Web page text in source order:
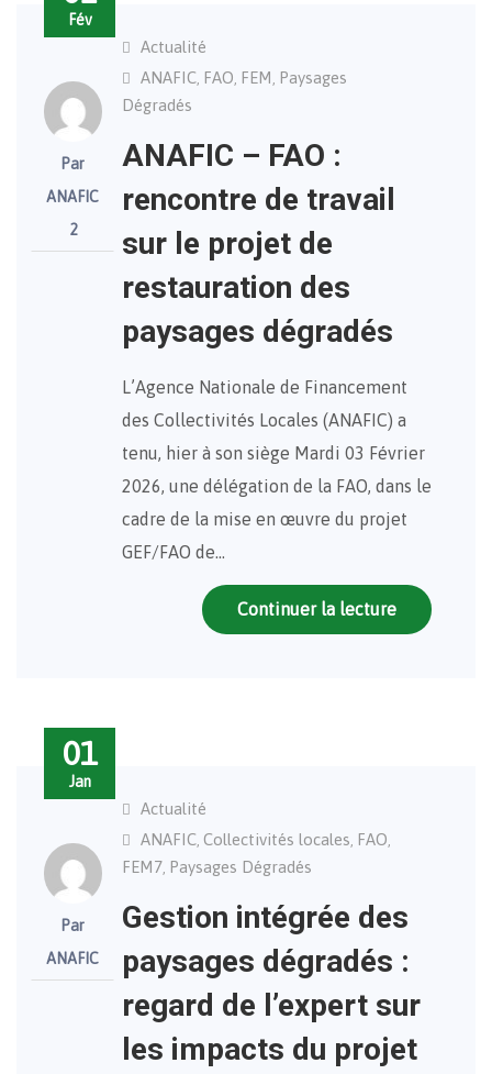
Fév
Par
ANAFIC
2
Actualité
ANAFIC, FAO, FEM , Paysages
Dégradés
ANAFIC – FAO :
rencontre de travail
sur le projet de
restauration des
paysages dégradés
L’Agence Nationale de Financement
des Collectivités Locales (ANAFIC) a
tenu, hier à son siège Mardi 03 Février
2026, une délégation de la FAO, dans le
cadre de la mise en œuvre du projet
GEF/FAO de…
Continuer la lecture
01
Jan
Par
ANAFIC
Actualité
ANAFIC, Collectivités locales, FAO,
FEM7, Paysages Dégradés
Gestion intégrée des
paysages dégradés :
regard de l’expert sur
les impacts du projet